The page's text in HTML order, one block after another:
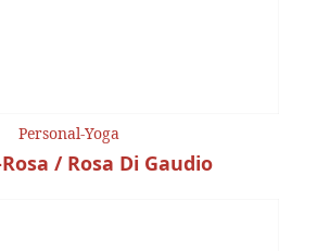
Personal-Yoga
/ Rosa Di Gaudio